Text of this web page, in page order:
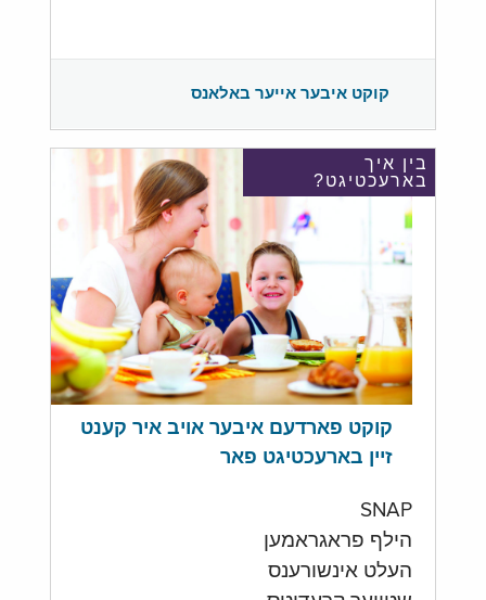
קוקט איבער אייער באלאנס
בין איך
בארעכטיגט?
קוקט פארדעם איבער אויב איר קענט
זיין בארעכטיגט פאר
SNAP
הילף פראגראמען
העלט אינשורענס